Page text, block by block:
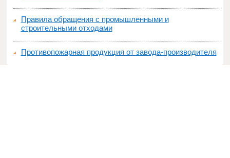
Правила обращения с промышленными и
строительными отходами
Противопожарная продукция от завода-производителя